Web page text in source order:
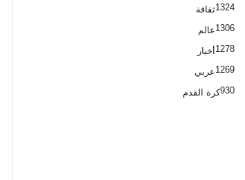
ثقافة1324
عالم1306
أخبار 1278
عربي1269
كرة القدم930